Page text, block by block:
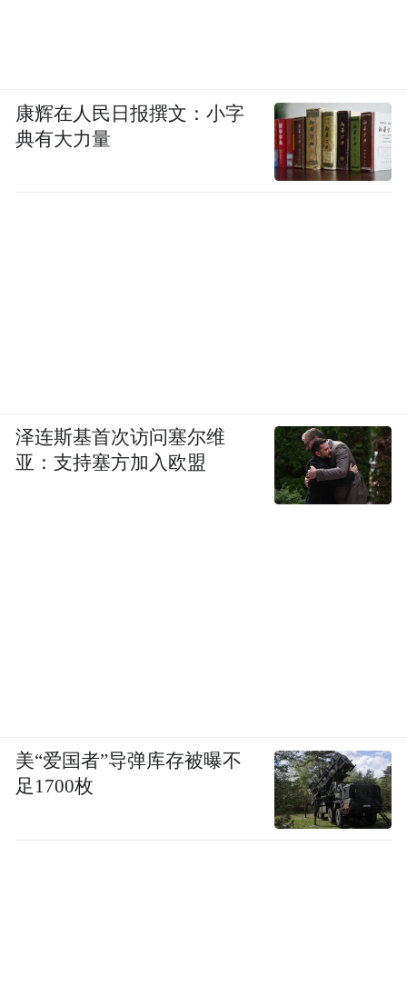
康辉在人民日报撰文：小字
典有大力量
泽连斯基首次访问塞尔维
亚：支持塞方加入欧盟
美“爱国者”导弹库存被曝不
足1700枚